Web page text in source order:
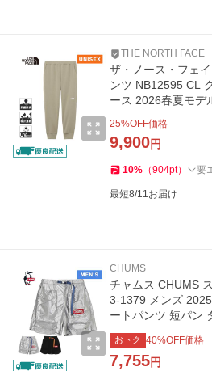
THE NORTH FACE
ザ・ノース・フェ
ンツ NB12595 CL
ース 2026春夏モデ
25%OFF価格
9,900円
10% （904pt） 要
最短8/11お届け
CHUMS
チャムス CHUMS
3-1379 メンズ
ートパンツ 短パン
ックシルバー キャン
おトク 40%OFF価格
7,755円